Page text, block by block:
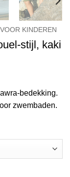
KINDEREN
stijl, kaki
bedekking.
zwembaden.